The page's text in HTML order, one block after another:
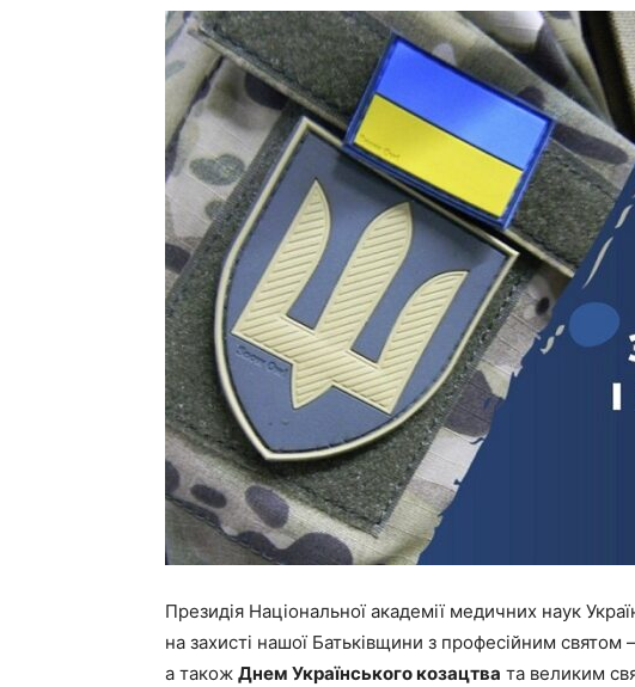
Президія Національної академії медичних наук
на захисті нашої Батьківщини з професійним святом
а також Днем Українського козацтва та великим